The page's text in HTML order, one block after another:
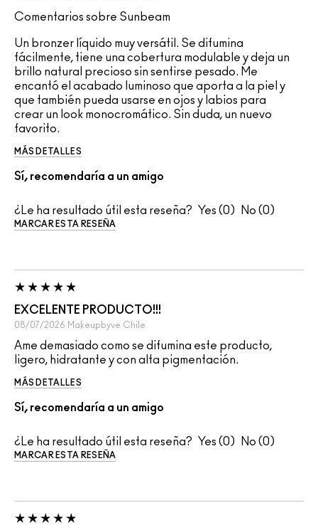
Comentarios sobre Sunbeam
Un bronzer líquido muy versátil. Se difumina
fácilmente, tiene una cobertura modulable y deja un
brillo natural precioso sin sentirse pesado. Me
encantó el acabado luminoso que aporta a la piel y
que también pueda usarse en ojos y labios para
crear un look monocromático. Sin duda, un nuevo
favorito.
MÁS DETALLES
Sí, recomendaría a un amigo
¿Le ha resultado útil esta reseña? 0 0
MARCAR ESTA RESEÑA
EXCELENTE PRODUCTO!!!
08/07/2026 Makeupbyve Chile
Ame demasiado como se difumina este producto,
ligero, hidratante y con alta pigmentación.
MÁS DETALLES
Sí, recomendaría a un amigo
¿Le ha resultado útil esta reseña? 0 0
MARCAR ESTA RESEÑA